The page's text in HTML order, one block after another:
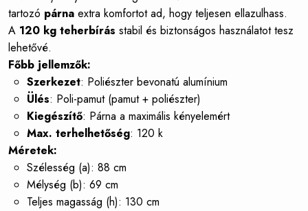
tartozó párna extra komfortot ad, hogy teljesen ellazulhass.
A 120 kg teherbírás stabil és biztonságos használatot tesz
lehetővé.
Főbb jellemzők:
Szerkezet: Poliészter bevonatú alumínium
Ülés: Poli-pamut (pamut + poliészter)
Kiegészítő: Párna a maximális kényelemért
Max. terhelhetőség: 120 k
Méretek:
Szélesség (a): 88 cm
Mélység (b): 69 cm
Teljes magasság (h): 130 cm